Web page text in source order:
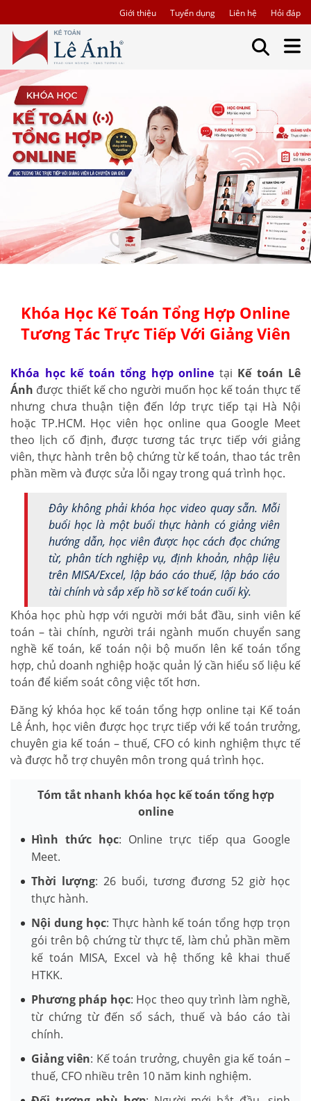
Giới thiệu Tuyển dụng Liên hệ Hỏi đáp
Khóa Học Kế Toán Tổng Hợp Online
Tương Tác Trực Tiếp Với Giảng Viên
Khóa học kế toán tổng hợp online tại Kế toán Lê
Ánh được thiết kế cho người muốn học kế toán thực tế
nhưng chưa thuận tiện đến lớp trực tiếp tại Hà Nội
hoặc TP.HCM. Học viên học online qua Google Meet
theo lịch cố định, được tương tác trực tiếp với giảng
viên, thực hành trên bộ chứng từ kế toán, thao tác trên
phần mềm và được sửa lỗi ngay trong quá trình học.
Đây không phải khóa học video quay sẵn. Mỗi
buổi học là một buổi thực hành có giảng viên
hướng dẫn, học viên được học cách đọc chứng
từ, phân tích nghiệp vụ, định khoản, nhập liệu
trên MISA/Excel, lập báo cáo thuế, lập báo cáo
tài chính và sắp xếp hồ sơ kế toán cuối kỳ.
Khóa học phù hợp với người mới bắt đầu, sinh viên kế
toán – tài chính, người trái ngành muốn chuyển sang
nghề kế toán, kế toán nội bộ muốn lên kế toán tổng
hợp, chủ doanh nghiệp hoặc quản lý cần hiểu số liệu kế
toán để kiểm soát công việc tốt hơn.
Đăng ký khóa học kế toán tổng hợp online tại Kế toán
Lê Ánh, học viên được học trực tiếp với kế toán trưởng,
chuyên gia kế toán – thuế, CFO có kinh nghiệm thực tế
và được hỗ trợ chuyên môn trong quá trình học.
Tóm tắt nhanh khóa học kế toán tổng hợp
online
Hình thức học: Online trực tiếp qua Google
Meet.
Thời lượng: 26 buổi, tương đương 52 giờ học
thực hành.
Nội dung học: Thực hành kế toán tổng hợp trọn
gói trên bộ chứng từ thực tế, làm chủ phần mềm
kế toán MISA, Excel và hệ thống kê khai thuế
HTKK.
Phương pháp học: Học theo quy trình làm nghề,
từ chứng từ đến sổ sách, thuế và báo cáo tài
chính.
Giảng viên: Kế toán trưởng, chuyên gia kế toán –
thuế, CFO nhiều trên 10 năm kinh nghiệm.